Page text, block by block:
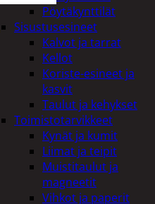
Pöytäkynttilät
Sisustusesineet
Kalvot ja tarrat
Kellot
Koriste-esineet ja
kasvit
Taulut ja kehykset
Toimistotarvikkeet
Kynät ja kumit
Liimat ja teipit
Muistitaulut ja
magneetit
Vihkot ja paperit